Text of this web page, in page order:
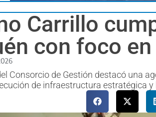
Carrillo
con foco
Consorcio de Gestión destacó una
de infraestructura estratégica